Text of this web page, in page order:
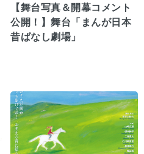
【舞台写真＆開幕コメント
公開！】舞台「まんが日本
昔ばなし劇場」